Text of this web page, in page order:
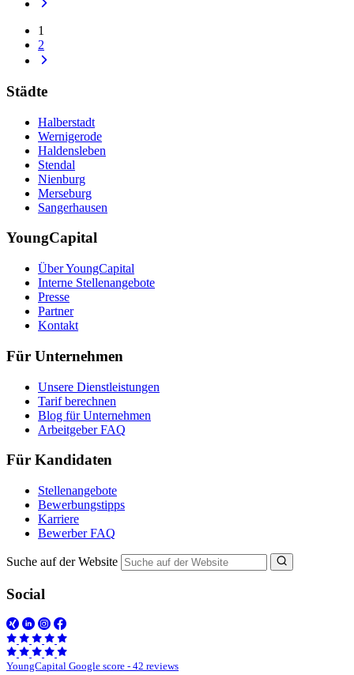
1
2
Städte
Halberstadt
Wernigerode
Haldensleben
Stendal
Nienburg
Merseburg
Sangerhausen
YoungCapital
Über YoungCapital
Interne Stellenangebote
Presse
Partner
Kontakt
Für Unternehmen
Unsere Dienstleistungen
Tarif berechnen
Blog für Unternehmen
Arbeitgeber FAQ
Für Kandidaten
Stellenangebote
Bewerbungstipps
Karriere
Bewerber FAQ
Suche auf der Website
Social
YoungCapital Google score - 42 reviews